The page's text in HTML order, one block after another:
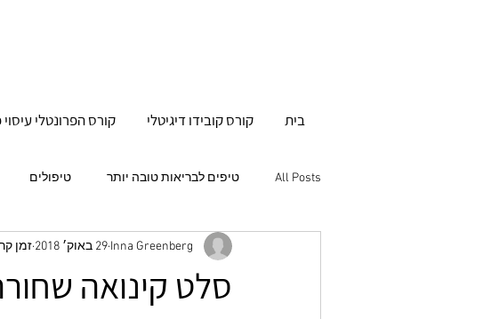
בית קורס קובידו דיגיטלי קורס הפרונטלי עיסוי
All Posts טיפים לבריאות טובה יותר טיפולים
סלט קינואה
Inna Greenberg 29 באוק׳ 2018 זמן